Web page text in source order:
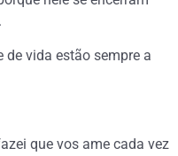
de vida estão sempre a
que vos ame cada vez